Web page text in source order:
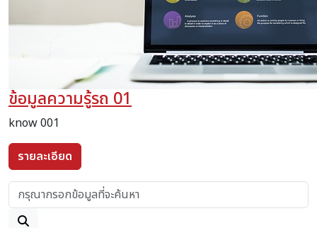
ข้อมูลความรู้รถ 01
know 001
รายละเอียด